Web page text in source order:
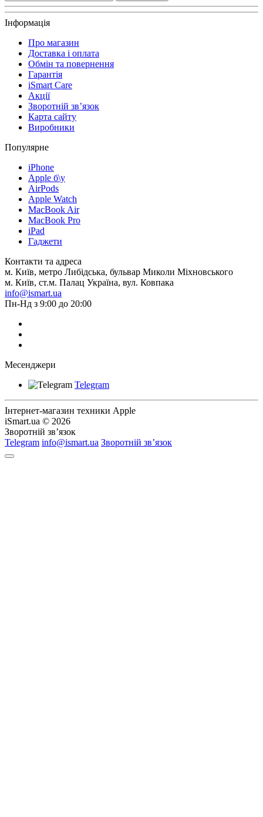
Інформація
Про магазин
Доставка і оплата
Обмін та повернення
Гарантія
iSmart Care
Акції
Зворотній зв’язок
Карта сайту
Виробники
Популярне
iPhone
Apple б\у
AirPods
Apple Watch
MacBook Air
MacBook Pro
iPad
Гаджети
Контакти та адреса
м. Київ, метро Либідська, бульвар Миколи Міхновського
м. Київ, ст.м. Палац Україна, вул. Ковпака
info@ismart.ua
Пн-Нд з 9:00 до 20:00
Месенджери
Telegram
Інтернет-магазин техники Apple
iSmart.ua © 2026
Зворотній зв’язок
Telegram info@ismart.ua Зворотній зв’язок